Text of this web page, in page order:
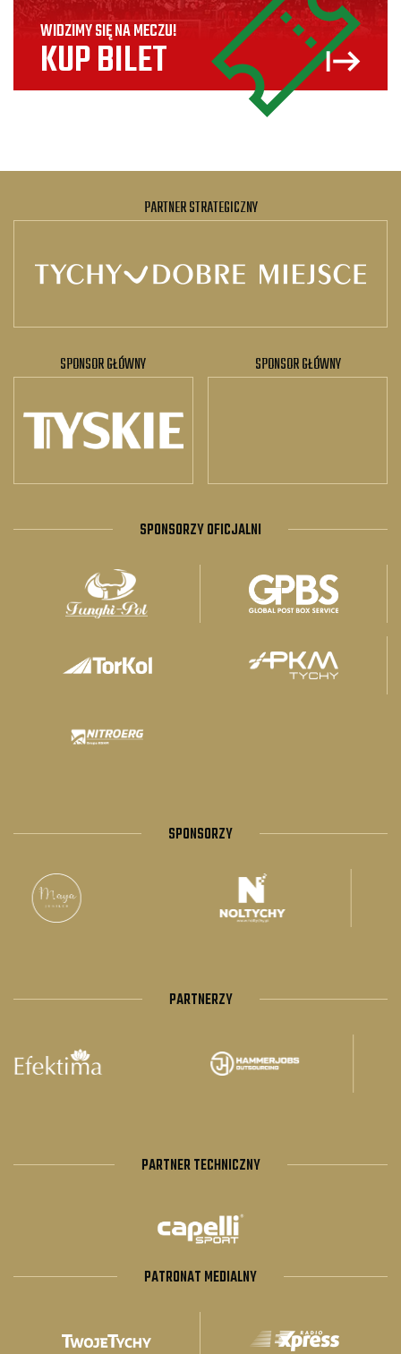
WIDZIMY SIĘ NA MECZU!
KUP BILET
PARTNER STRATEGICZNY
SPONSOR GŁÓWNY SPONSOR GŁÓWNY
SPONSORZY OFICJALNI
SPONSORZY
PARTNERZY
PARTNER TECHNICZNY
PATRONAT MEDIALNY